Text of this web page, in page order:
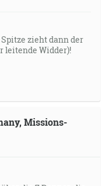
zieht dann der
leitende Widder)!
Missions-